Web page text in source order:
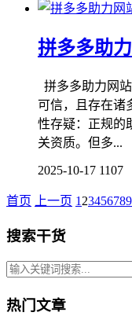
拼多多助
拼多多助力网
可信，且存在诸
性存疑：正规的
关资质。但多...
2025-10-17 1107
首页 上一页 1 23456789
搜索干货
热门文章